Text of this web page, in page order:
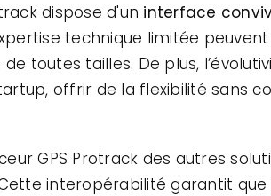
dispose d'un interface
technique limitée
toutes tailles. De plus,
offrir de la flexibilité sans
GPS Protrack des autres
interopérabilité garantit